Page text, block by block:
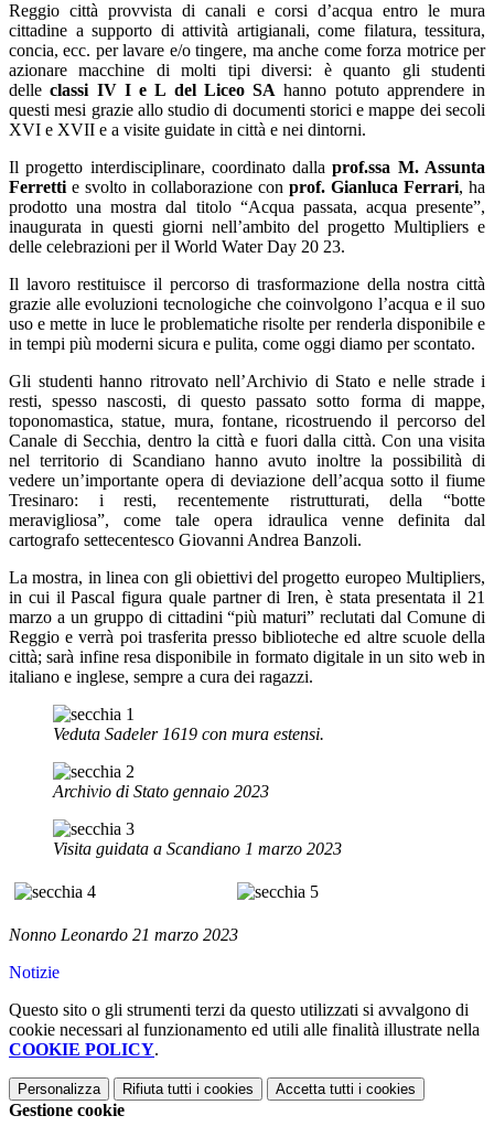
Reggio città provvista di canali e corsi d’acqua entro le mura
cittadine a supporto di attività artigianali, come filatura, tessitura,
concia, ecc. per lavare e/o tingere, ma anche come forza motrice per
azionare macchine di molti tipi diversi: è quanto gli studenti
delle classi IV I e L del Liceo SA hanno potuto apprendere in
questi mesi grazie allo studio di documenti storici e mappe dei secoli
XVI e XVII e a visite guidate in città e nei dintorni.
Il progetto interdisciplinare, coordinato dalla prof.ssa M. Assunta
Ferretti e svolto in collaborazione con prof. Gianluca Ferrari, ha
prodotto una mostra dal titolo “Acqua passata, acqua presente”,
inaugurata in questi giorni nell’ambito del progetto Multipliers e
delle celebrazioni per il World Water Day 20 23.
Il lavoro restituisce il percorso di trasformazione della nostra città
grazie alle evoluzioni tecnologiche che coinvolgono l’acqua e il suo
uso e mette in luce le problematiche risolte per renderla disponibile e
in tempi più moderni sicura e pulita, come oggi diamo per scontato.
Gli studenti hanno ritrovato nell’Archivio di Stato e nelle strade i
resti, spesso nascosti, di questo passato sotto forma di mappe,
toponomastica, statue, mura, fontane, ricostruendo il percorso del
Canale di Secchia, dentro la città e fuori dalla città. Con una visita
nel territorio di Scandiano hanno avuto inoltre la possibilità di
vedere un’importante opera di deviazione dell’acqua sotto il fiume
Tresinaro: i resti, recentemente ristrutturati, della “botte
meravigliosa”, come tale opera idraulica venne definita dal
cartografo settecentesco Giovanni Andrea Banzoli.
La mostra, in linea con gli obiettivi del progetto europeo Multipliers,
in cui il Pascal figura quale partner di Iren, è stata presentata il 21
marzo a un gruppo di cittadini “più maturi” reclutati dal Comune di
Reggio e verrà poi trasferita presso biblioteche ed altre scuole della
città; sarà infine resa disponibile in formato digitale in un sito web in
italiano e inglese, sempre a cura dei ragazzi.
Veduta Sadeler 1619 con mura estensi.
Archivio di Stato gennaio 2023
Visita guidata a Scandiano 1 marzo 2023
Nonno Leonardo 21 marzo 2023
Notizie
Questo sito o gli strumenti terzi da questo utilizzati si avvalgono di
cookie necessari al funzionamento ed utili alle finalità illustrate nella
COOKIE POLICY.
Personalizza Rifiuta tutti i cookies Accetta tutti i cookies
Gestione cookie